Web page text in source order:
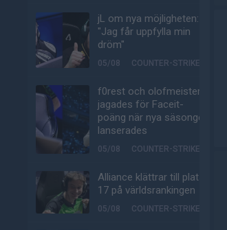
jL om nya möjligheten:
"Jag får uppfylla min
dröm"
05/08 COUNTER-STRIKE
f0rest och olofmeister
jagades för Faceit-
poäng när nya säsongen
lanserades
05/08 COUNTER-STRIKE
Alliance klättrar till plats
17 på världsrankingen
05/08 COUNTER-STRIKE